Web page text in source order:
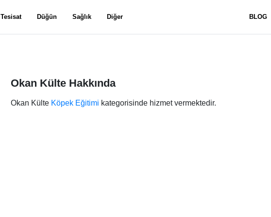
Tesisat Düğün Sağlık Diğer BLOG
Okan Külte Hakkında
Okan Külte Köpek Eğitimi kategorisinde hizmet vermektedir.